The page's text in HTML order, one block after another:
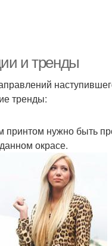
и тренды
тренды:
нужно быть
окрасе.